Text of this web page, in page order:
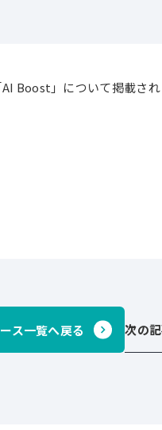
Boost」について掲載され
ス一覧へ戻る 次の